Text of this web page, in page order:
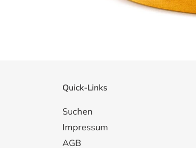
Quick-Links
Suchen
Impressum
AGB